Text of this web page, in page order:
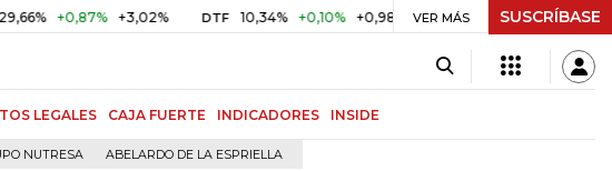
+0,87% +3,02% DTF 10,34% +0,10% +0,98% UVR $ 416,91 +$ 0,05 +0,01%
VER MÁS SUSCRÍBASE
LEGALES CAJA FUERTE INDICADORES INSIDE
NUTRESA ABELARDO DE LA ESPRIELLA